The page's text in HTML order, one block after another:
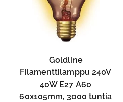
Goldline
Filamenttilamppu 240V
40W E27 A60
60x105mm, 3000 tuntia